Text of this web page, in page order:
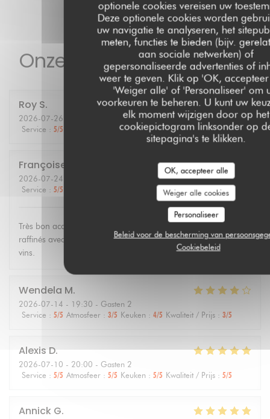
optionele cookies vereisen uw
Deze optionele cookies worden
uw navigatie te analyseren, het
meten, functies te bieden (bijv.
aan sociale netwerken) of
gepersonaliseerde advertenties of
weer te geven. Klik op 'OK,
'Weiger alle' of 'Personaliseer' om
voorkeuren te beheren. U kunt uw
elk moment wijzigen door op het
cookiepictogram linksonder op
sitepagina's te klikken.
OK, accepteer alle
Weiger alle cookies
Personaliseer
Beleid voor de bescherming van
Cookiebeleid
Onze gastbeoordelingen
Roy S
2026-07-26 - 19:30 - Gasten 2
Service : 5/5 Keuken: 5/5 Kwaliteit / Prijs: 5/5
Françoise
2026-07-24
Service : 5/5 5/5 Kwaliteit / Prijs :
Très bon accueil. Personnel agréable et compétent. Plats
raffinés avec produits régionaux de saison. Bonne carte de
vins.
Wendela M
2026-07-14 - 19:30 - Gasten 2
Service : 5/5 Atmosfeer : 3/5 Keuken : 4/5 Kwaliteit / Prijs : 3/5
Alexis D
2026-07-10 - 20:00 - Gasten 2
Service : 5/5 Atmosfeer : 5/5 Keuken : 5/5 Kwaliteit / Prijs : 5/5
Annick G